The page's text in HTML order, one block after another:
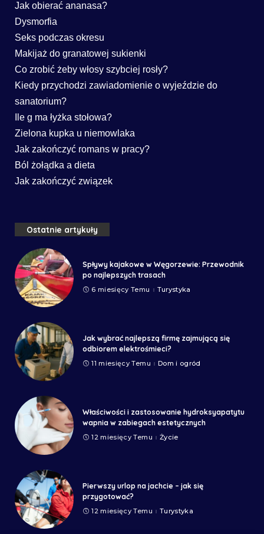
Jak obierać ananasa?
Dysmorfia
Seks podczas okresu
Makijaż do granatowej sukienki
Co zrobić żeby włosy szybciej rosły?
Kiedy przychodzi zawiadomienie o wyjeździe do
sanatorium?
Ile g ma łyżka stołowa?
Zielona kupka u niemowlaka
Jak zakończyć romans w pracy?
Ból żołądka a dieta
Jak zakończyć związek
Ostatnie artykuły
Spływy kajakowe w Węgorzewie: Przewodnik
po najlepszych trasach
6 miesięcy Temu Turystyka
Jak wybrać najlepszą firmę zajmującą się
odbiorem elektrośmieci?
11 miesięcy Temu Dom i ogród
Właściwości i zastosowanie hydroksyapatytu
wapnia w zabiegach estetycznych
12 miesięcy Temu Życie
Pierwszy urlop na jachcie – jak się
przygotować?
12 miesięcy Temu Turystyka